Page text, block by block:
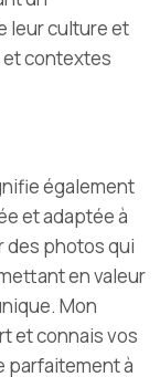
leur culture et
etcontextes
également
et adaptée à
des photos qui
en valeur
Mon
et connais vos
parfaitementà